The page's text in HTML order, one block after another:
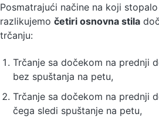
Posmatrajući načine na koji
razlikujemo četiri osnovna stila
trčanju:
Trčanje sa dočekom na prednji
bez spuštanja na petu,
Trčanje sa dočekom na prednji
čega sledi spuštanje na petu,